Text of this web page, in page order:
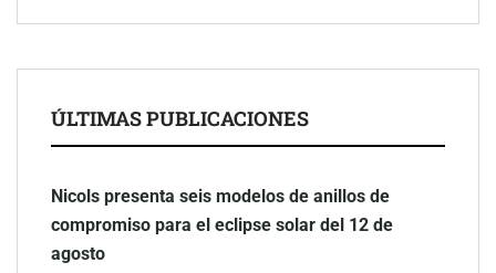
ÚLTIMAS PUBLICACIONES
Nicols presenta seis modelos de anillos de
compromiso para el eclipse solar del 12 de
agosto